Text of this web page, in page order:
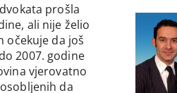
prošla
ali nije želio
očekuje da još
2007. godine
vjerovatno
da